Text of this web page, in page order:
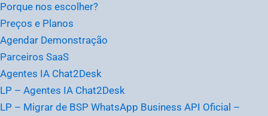
Porque nos escolher?
Preços e Planos
Agendar Demonstração
Parceiros SaaS
Agentes IA Chat2Desk
LP – Agentes IA Chat2Desk
LP – Migrar de BSP WhatsApp Business API Oficial –